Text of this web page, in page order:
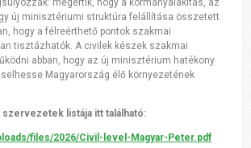
új minisztériumi struktúra felállítása összetett
hogy a félreérthető pontok szakmai
tisztázhatók. A civilek készek szakmai
abban, hogy az új minisztérium hatékony
Magyarország élő környezetének
szervezetek listája itt található:
files/2026/Civil-level-Magyar-Peter.pdf